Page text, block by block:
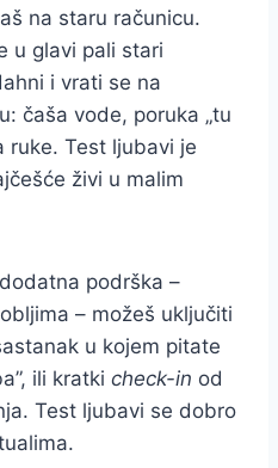
na staru računicu.
u glavi pali stari
i vrati se na
čaša vode, poruka „tu
ruke. Test ljubavi je
živi u malim
podrška –
– možeš uključiti
u kojem pitate
ili kratki check-in od
Test ljubavi se dobro